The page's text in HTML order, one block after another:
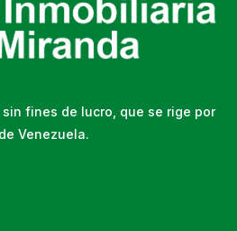
sin fines de lucro, que se rige por
Venezuela.